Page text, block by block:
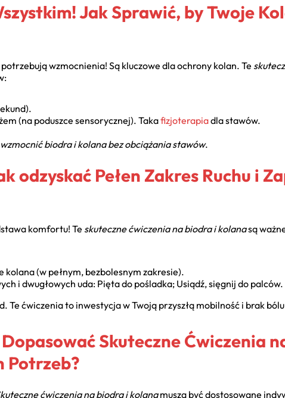
Jak Sprawić, by Twoje
wzmocnienia! Są kluczowe dla ochrony kolan. Te
(na poduszce sensorycznej). Takafizjoterapiadla stawów.
biodra i kolana bez obciążania stawów.
odzyskać Pełen Zakres Ruchu i
komfortu! Te skuteczne ćwiczenia na biodra i kolanasą
(w pełnym, bezbolesnym zakresie).
i dwugłowych uda: Pięta do pośladka; Usiądź, sięgnij do palców.
Te ćwiczenia to inwestycja w Twoją przyszłą mobilność i brak
Skuteczne Ćwiczenia
Potrzeb?
ćwiczenia na biodra i kolanamuszą być dostosowane